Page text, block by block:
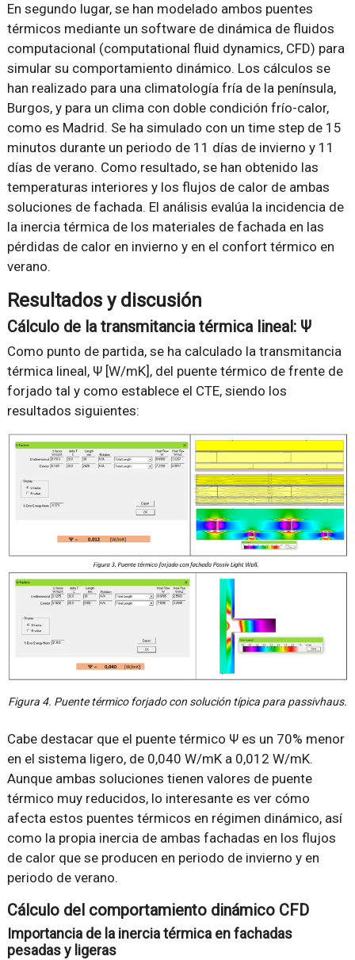
En segundo lugar, se han modelado ambos puentes
térmicos mediante un software de dinámica de fluidos
computacional (computational fluid dynamics, CFD) para
simular su comportamiento dinámico. Los cálculos se
han realizado para una climatología fría de la península,
Burgos, y para un clima con doble condición frío-calor,
como es Madrid. Se ha simulado con un time step de 15
minutos durante un periodo de 11 días de invierno y 11
días de verano. Como resultado, se han obtenido las
temperaturas interiores y los flujos de calor de ambas
soluciones de fachada. El análisis evalúa la incidencia de
la inercia térmica de los materiales de fachada en las
pérdidas de calor en invierno y en el confort térmico en
verano.
Resultados y discusión
Cálculo de la transmitancia térmica lineal: Ψ
Como punto de partida, se ha calculado la transmitancia
térmica lineal, Ψ [W/mK], del puente térmico de frente de
forjado tal y como establece el CTE, siendo los
resultados siguientes:
Figura 4. Puente térmico forjado con solución típica para passivhaus.
Cabe destacar que el puente térmico Ψ es un 70% menor
en el sistema ligero, de 0,040 W/mK a 0,012 W/mK.
Aunque ambas soluciones tienen valores de puente
térmico muy reducidos, lo interesante es ver cómo
afecta estos puentes térmicos en régimen dinámico, así
como la propia inercia de ambas fachadas en los flujos
de calor que se producen en periodo de invierno y en
periodo de verano.
Cálculo del comportamiento dinámico CFD
Importancia de la inercia térmica en fachadas
pesadas y ligeras